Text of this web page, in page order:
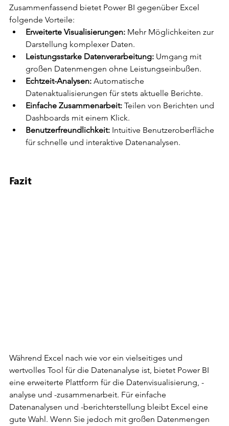
Zusammenfassend bietet Power BI gegenüber Excel
folgende Vorteile:
Erweiterte Visualisierungen: Mehr Möglichkeiten zur
Darstellung komplexer Daten.
Leistungsstarke Datenverarbeitung: Umgang mit
großen Datenmengen ohne Leistungseinbußen.
Echtzeit-Analysen: Automatische
Datenaktualisierungen für stets aktuelle Berichte.
Einfache Zusammenarbeit: Teilen von Berichten und
Dashboards mit einem Klick.
Benutzerfreundlichkeit: Intuitive Benutzeroberfläche
für schnelle und interaktive Datenanalysen.
Fazit
Während Excel nach wie vor ein vielseitiges und
wertvolles Tool für die Datenanalyse ist, bietet Power BI
eine erweiterte Plattform für die Datenvisualisierung, -
analyse und -zusammenarbeit. Für einfache
Datenanalysen und -berichterstellung bleibt Excel eine
gute Wahl. Wenn Sie jedoch mit großen Datenmengen